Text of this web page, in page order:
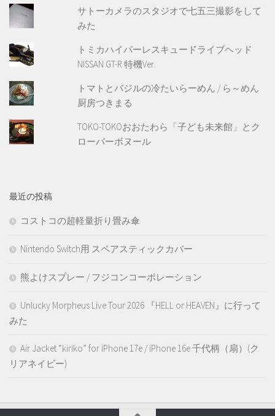
サトーカメラのスタジオで七五三撮影をして
みた
トミカハイパーレスキュードライブヘッド
NISSAN GT-R 特機Ver.
トマトとバジルの冷たいらーめん / ら～めん
厨房つきまる
TOKO-TOKOおおたわら「子ども未来館」とク
ローバーボヌール
最近の投稿
コストコの超軽量折り畳み傘
Nintendo Switch用 スペアスティックカバー
熊よけスプレー / フジコンコーポレーション
Unlucky Morpheus Live Tour 2026 『HELL or HEAVEN』に行って
みた
Air Jacket “kiriko” for iPhone 17e / iPhone 16e 千代柄（扇）(ク
リアネイビー)